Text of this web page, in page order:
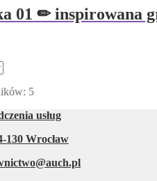
01 ✏︎ inspirowana
stronie
5
usług
Wrocław